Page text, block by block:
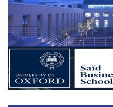
Qidirish
Kirish